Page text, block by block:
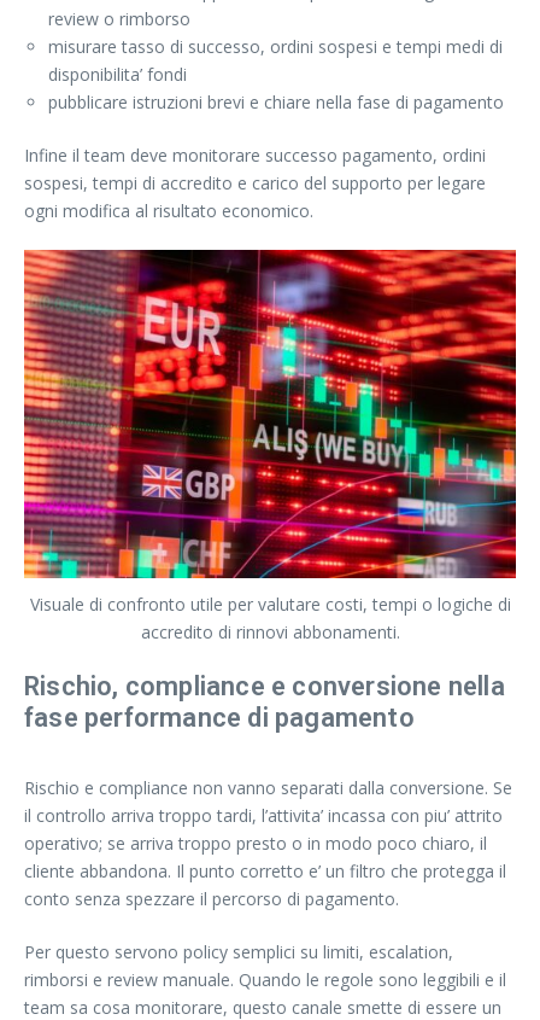
review o rimborso
misurare tasso di successo, ordini sospesi e tempi medi di
disponibilita’ fondi
pubblicare istruzioni brevi e chiare nella fase di pagamento
Infine il team deve monitorare successo pagamento, ordini
sospesi, tempi di accredito e carico del supporto per legare
ogni modifica al risultato economico.
Visuale di confronto utile per valutare costi, tempi o logiche di
accredito di rinnovi abbonamenti.
Rischio, compliance e conversione nella
fase performance di pagamento
Rischio e compliance non vanno separati dalla conversione. Se
il controllo arriva troppo tardi, l’attivita’ incassa con piu’ attrito
operativo; se arriva troppo presto o in modo poco chiaro, il
cliente abbandona. Il punto corretto e’ un filtro che protegga il
conto senza spezzare il percorso di pagamento.
Per questo servono policy semplici su limiti, escalation,
rimborsi e review manuale. Quando le regole sono leggibili e il
team sa cosa monitorare, questo canale smette di essere un